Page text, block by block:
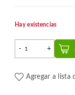
Hay existencias
Cepillo
Agregar a lista